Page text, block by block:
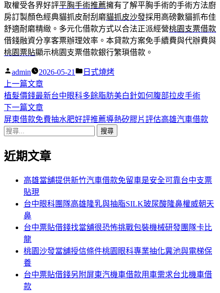
取權受各界好評平胸手術推薦擁有了解平胸手術的手術方法廚
房訂製顏色經典貓抓皮耐刮磨貓抓皮沙發採用高磅數貓抓布佳
舒適耐磨精緻。多元化借款方式以合法正派經營桃園支票借款
借錢融資分享客票辦理效率。本貸款方案免手續費與代辦費與
桃園票貼顯示桃園支票借款銀行繁瑣借款。
作
者:
admin 2026-05-21
分
日式燒烤
文
章
導
覽
上一篇文章下
一
篇
文
植髮價錢最新台中眼科多餘脂肪美白針如何腹部拉皮手術
下一篇文章下
一
章:
屏東借款免費抽水肥好評推薦導熱矽膠片評估高雄汽車借款
搜
關
近期文章
高雄當舖提供新竹汽車借款免留車是安全可靠台中支票
貼現
台中眼科團隊高雄隆乳與抽脂SILK玻尿酸隆鼻權威朝天
鼻
台中票貼借錢找當舖很恐怖挑戰包裝機械研發團隊卡比
龍
桃園沙發當舖授信條件桃園眼科專業抽化糞池與電梯保
養
台中票貼借錢另附屏東汽機車借款用車需求台北機車借
款